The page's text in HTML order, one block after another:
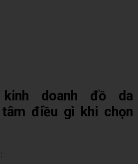
doanh đồ da
điều gì khi chọn
: